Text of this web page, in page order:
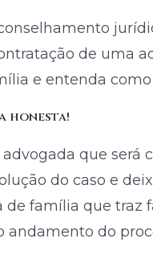
de uma
e entenda
honesta!
que será
do caso e
de família que traz
andamento do